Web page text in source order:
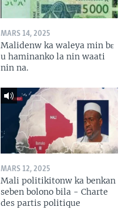
MARS 14, 2025
Malidenw ka waleya min bɛ
u haminanko la nin waati
nin na.
MARS 12, 2025
Mali politikitonw ka benkan
seben bolono bila - Charte
des partis politique